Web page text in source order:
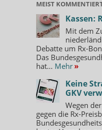
MEIST
Kassen:
Mit dem
Debatte um Rx-
Das
hat... Mehr »
Keine
GKV
Wegen
gegen die Rx-